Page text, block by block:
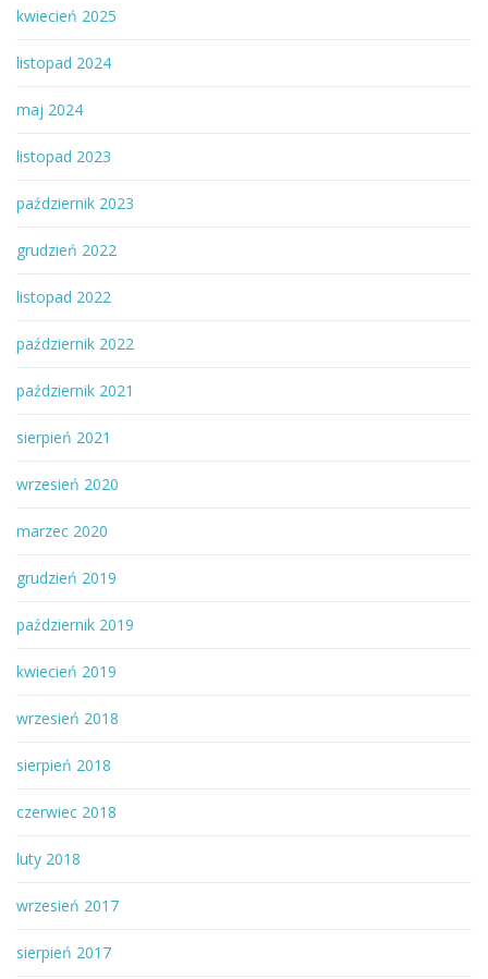
kwiecień 2025
listopad 2024
maj 2024
listopad 2023
październik 2023
grudzień 2022
listopad 2022
październik 2022
październik 2021
sierpień 2021
wrzesień 2020
marzec 2020
grudzień 2019
październik 2019
kwiecień 2019
wrzesień 2018
sierpień 2018
czerwiec 2018
luty 2018
wrzesień 2017
sierpień 2017